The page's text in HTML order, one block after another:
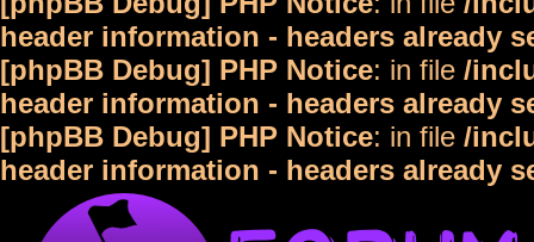
header information - headers already
[phpBB Debug] PHP Notice: in file /
header information - headers already
[phpBB Debug] PHP Notice: in file /
header information - headers already